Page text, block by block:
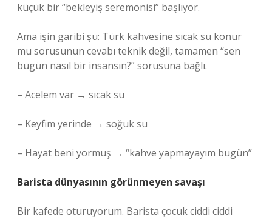
küçük bir “bekleyiş seremonisi” başlıyor.
Ama işin garibi şu: Türk kahvesine sıcak su konur
mu sorusunun cevabı teknik değil, tamamen “sen
bugün nasıl bir insansın?” sorusuna bağlı.
– Acelem var → sıcak su
– Keyfim yerinde → soğuk su
– Hayat beni yormuş → “kahve yapmayayım bugün”
Barista dünyasının görünmeyen savaşı
Bir kafede oturuyorum. Barista çocuk ciddi ciddi